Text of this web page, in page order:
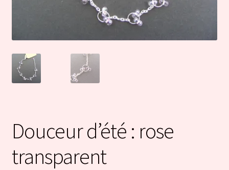
Douceur d’été : rose
transparent